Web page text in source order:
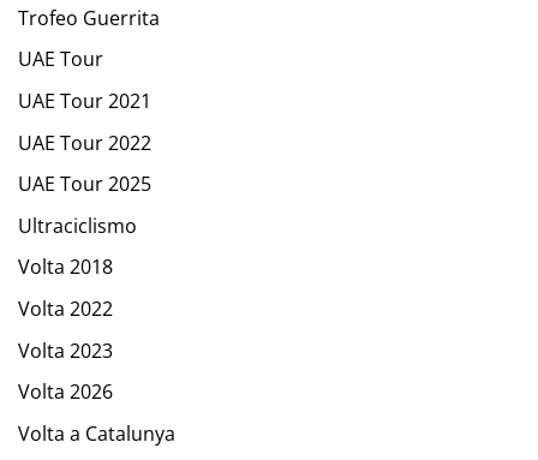
Trofeo Guerrita
UAE Tour
UAE Tour 2021
UAE Tour 2022
UAE Tour 2025
Ultraciclismo
Volta 2018
Volta 2022
Volta 2023
Volta 2026
Volta a Catalunya